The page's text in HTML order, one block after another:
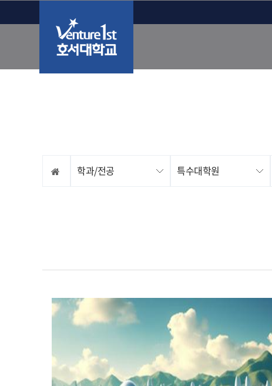
학과/전공 특수대학원